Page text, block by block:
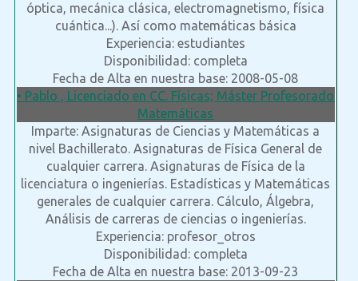
óptica, mecánica clásica, electromagnetismo, física
cuántica...). Así como matemáticas básica
Experiencia: estudiantes
Disponibilidad: completa
Fecha de Alta en nuestra base: 2008-05-08
• Pablo , Licenciado en CC. Físicas; Máster Profesorado
Matemáticas
Imparte: Asignaturas de Ciencias y Matemáticas a
nivel Bachillerato. Asignaturas de Física General de
cualquier carrera. Asignaturas de Física de la
licenciatura o ingenierías. Estadísticas y Matemáticas
generales de cualquier carrera. Cálculo, Álgebra,
Análisis de carreras de ciencias o ingenierías.
Experiencia: profesor_otros
Disponibilidad: completa
Fecha de Alta en nuestra base: 2013-09-23